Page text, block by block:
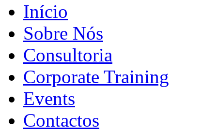
Início
Sobre Nós
Consultoria
Corporate Training
Events
Contactos